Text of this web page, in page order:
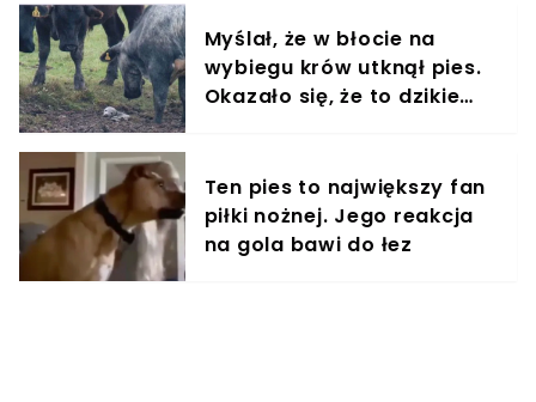
Myślał, że w błocie na
wybiegu krów utknął pies.
Okazało się, że to dzikie
Ten pies to największy fan
piłki nożnej. Jego reakcja
na gola bawi do łez